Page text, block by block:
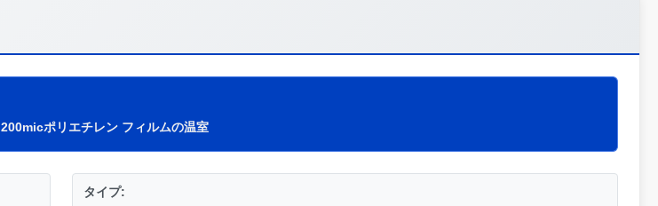
200micポリエチレン フィルムの温室
タイプ: